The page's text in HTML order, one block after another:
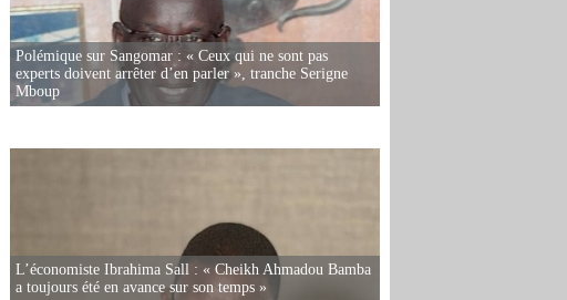
Polémique sur Sangomar : « Ceux qui ne sont pas
experts doivent arrêter d’en parler », tranche Serigne
Mboup
L’économiste Ibrahima Sall : « Cheikh Ahmadou Bamba
a toujours été en avance sur son temps »